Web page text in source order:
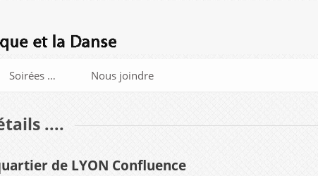
Soirées … Nous joindre
....
de LYON Confluence